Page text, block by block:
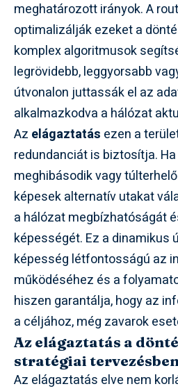
meghatározott irányok. A
optimalizálják ezeket a
komplex algoritmusok
legrövidebb, leggyorsabb
útvonalon juttassák el az
alkalmazkodva a hálózat
Az elágaztatás ezen a
redundanciát is biztosítja.
meghibásodik vagy
képesek alternatív utakat
a hálózat megbízhatóságát
képességét. Ez a dinamikus
képesség létfontosságú az
működéséhez és a
hiszen garantálja, hogy az
a céljához, még zavarok
Az elágaztatás a
stratégiai
Az elágaztatás elve nem